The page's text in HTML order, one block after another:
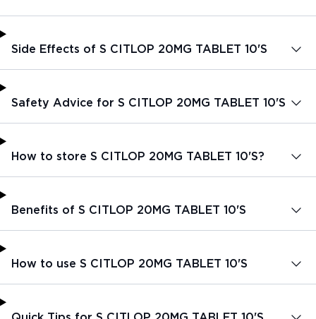
Side Effects of S CITLOP 20MG TABLET 10'S
Safety Advice for S CITLOP 20MG TABLET 10'S
How to store S CITLOP 20MG TABLET 10'S?
Benefits of S CITLOP 20MG TABLET 10'S
How to use S CITLOP 20MG TABLET 10'S